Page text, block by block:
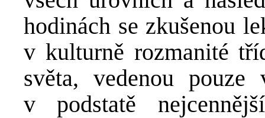
hodinách se zkušenou
v kulturně rozmanité
světa, vedenou
v podstatě